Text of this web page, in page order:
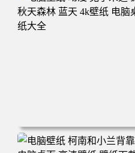
160 电脑桌面 高清壁纸 壁纸
电脑壁纸 动漫 兔子朱迪 狐